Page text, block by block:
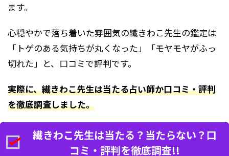
ます。
心穏やかで落ち着いた雰囲気の繊きわこ先生の鑑定は
「トゲのある気持ちが丸くなった」「モヤモヤがふっ
切れた」と、口コミで評判です。
実際に、繊きわこ先生は当たる占い師か口コミ・評判
を徹底調査しました。
繊きわこ先生は当たる？当たらない？口
コミ・評判を徹底調査!!